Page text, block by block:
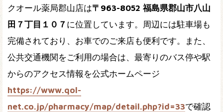
クオール薬局郡山店は〒963-8052 福島県郡山市八山
田７丁目１０７ に位置しています。周辺には駐車場も
完備されており、お車でのご来店も便利です。また、
公共交通機関をご利用の場合は、最寄りのバス停や駅
からのアクセス情報を公式ホームページ
https://www.qol-
net.co.jp/pharmacy/map/detail.php?id=33で確認